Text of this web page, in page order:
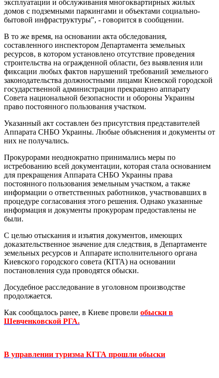
эксплуатации и обслуживания многоквартирных жилых
домов с подземными паркингами и объектами социально-
бытовой инфраструктуры", - говорится в сообщении.
В то же время, на основании акта обследования,
составленного инспектором Департамента земельных
ресурсов, в котором установлено отсутствие проведения
строительства на огражденной области, без выявления или
фиксации любых фактов нарушений требований земельного
законодательства должностными лицами Киевской городской
государственной администрации прекращено аппарату
Совета национальной безопасности и обороны Украины
право постоянного пользования участком.
Указанный акт составлен без присутствия представителей
Аппарата СНБО Украины. Любые объяснения и документы от
них не получались.
Прокурорами неоднократно принимались меры по
истребованию всей документации, которая стала основанием
для прекращения Аппарата СНБО Украины права
постоянного пользования земельным участком, а также
информации о ответственных работников, участвовавших в
процедуре согласования этого решения. Однако указанные
информация и документы прокурорам предоставлены не
были.
С целью отыскания и изъятия документов, имеющих
доказательственное значение для следствия, в Департаменте
земельных ресурсов и Аппарате исполнительного органа
Киевского городского совета (КГГА) на основании
постановления суда проводятся обыски.
Досудебное расследование в уголовном производстве
продолжается.
Как сообщалось ранее, в Киеве провели обыски в
Шевченковской РГА.
В управлении туризма КГГА прошли обыски